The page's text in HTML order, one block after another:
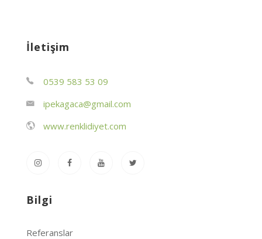
İletişim
0539 583 53 09
ipekagaca@gmail.com
www.renklidiyet.com
Bilgi
Referanslar